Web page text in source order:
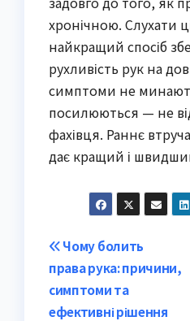
хронічною. Слухати
найкращий спосіб
рухливість рук на
симптоми не
посилюються — не
фахівця. Раннє
дає кращий і
Post
navigation
Чому болить
права рука: причини,
симптоми та
ефективні рішення